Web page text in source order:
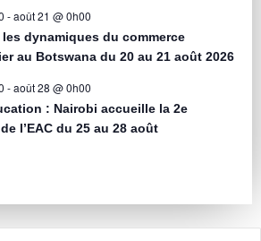
-août 21 @ 0h00
les dynamiques du commerce
au Botswana du 20 au 21 août 2026
-août 28 @ 0h00
: Nairobi accueille la 2e
l’EAC du 25 au 28 août